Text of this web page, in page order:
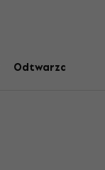
Odtwarzacze